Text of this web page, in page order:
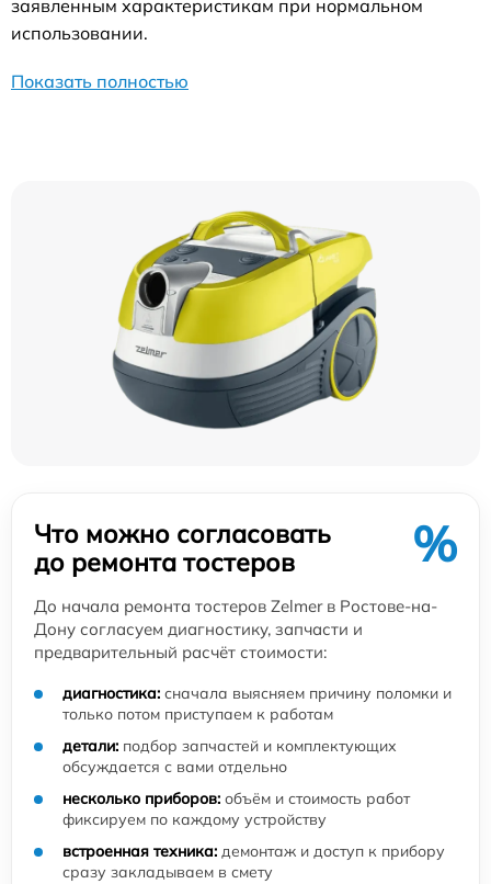
заявленным характеристикам при нормальном
использовании.
Показать полностью
Что можно согласовать
до ремонта тостеров
%
До начала ремонта тостеров Zelmer в Ростове-на-
Дону согласуем диагностику, запчасти и
предварительный расчёт стоимости:
диагностика: сначала выясняем причину поломки и
только потом приступаем к работам
детали: подбор запчастей и комплектующих
обсуждается с вами отдельно
несколько приборов: объём и стоимость работ
фиксируем по каждому устройству
встроенная техника: демонтаж и доступ к прибору
сразу закладываем в смету